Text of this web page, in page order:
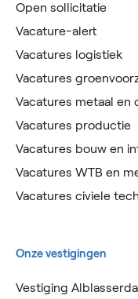
Open sollicitatie
Vacature-alert
Vacatures logistiek
Vacatures
Vacatures metaal en
Vacatures productie
Vacatures bouw en
Vacatures WTB en
Vacatures civiele
Onze vestigingen
Vestiging